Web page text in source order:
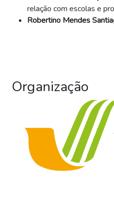
relação com escolas e
Robertino Mendes
Organização